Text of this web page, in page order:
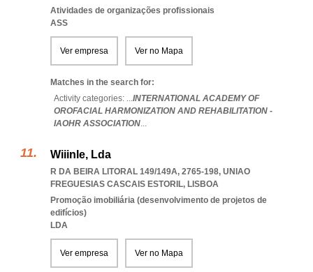
Atividades de organizações profissionais
ASS
Ver empresa Ver no Mapa
Matches in the search for:
Activity categories: ...INTERNATIONAL ACADEMY OF
OROFACIAL HARMONIZATION AND REHABILITATION -
IAOHR ASSOCIATION...
Wiiinle, Lda
R DA BEIRA LITORAL 149/149A, 2765-198, UNIAO
FREGUESIAS CASCAIS ESTORIL, LISBOA
Promoção imobiliária (desenvolvimento de projetos de
edifícios)
LDA
Ver empresa Ver no Mapa